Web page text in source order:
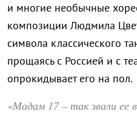
и многие необычные
композиции Людмила
символа классического
прощаясь с Россией и с
опрокидывает его на пол.
«Мадам 17 – так звали ее